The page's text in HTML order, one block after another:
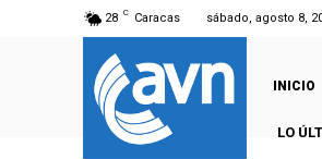
28 C Caracas sábado, agosto 8,
INICIO
LO